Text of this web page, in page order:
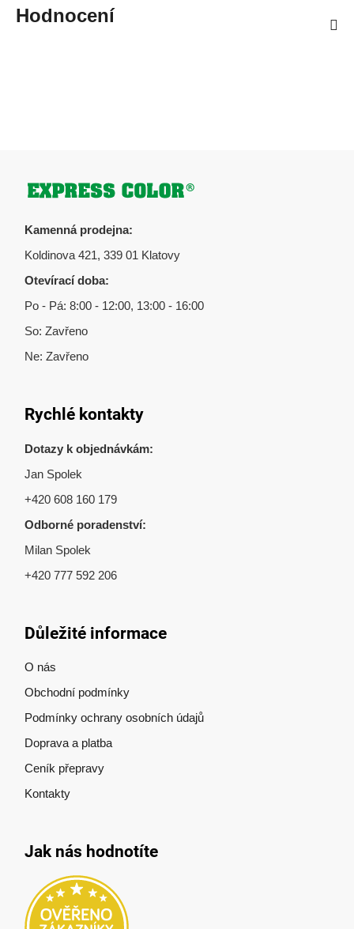
Hodnocení
Zápatí
Kamenná prodejna:
Koldinova 421, 339 01 Klatovy
Otevírací doba:
Po - Pá: 8:00 - 12:00, 13:00 - 16:00
So: Zavřeno
Ne: Zavřeno
Rychlé kontakty
Dotazy k objednávkám:
Jan Spolek
+420 608 160 179
Odborné poradenství:
Milan Spolek
+420 777 592 206
Důležité informace
O nás
Obchodní podmínky
Podmínky ochrany osobních údajů
Doprava a platba
Ceník přepravy
Kontakty
Jak nás hodnotíte